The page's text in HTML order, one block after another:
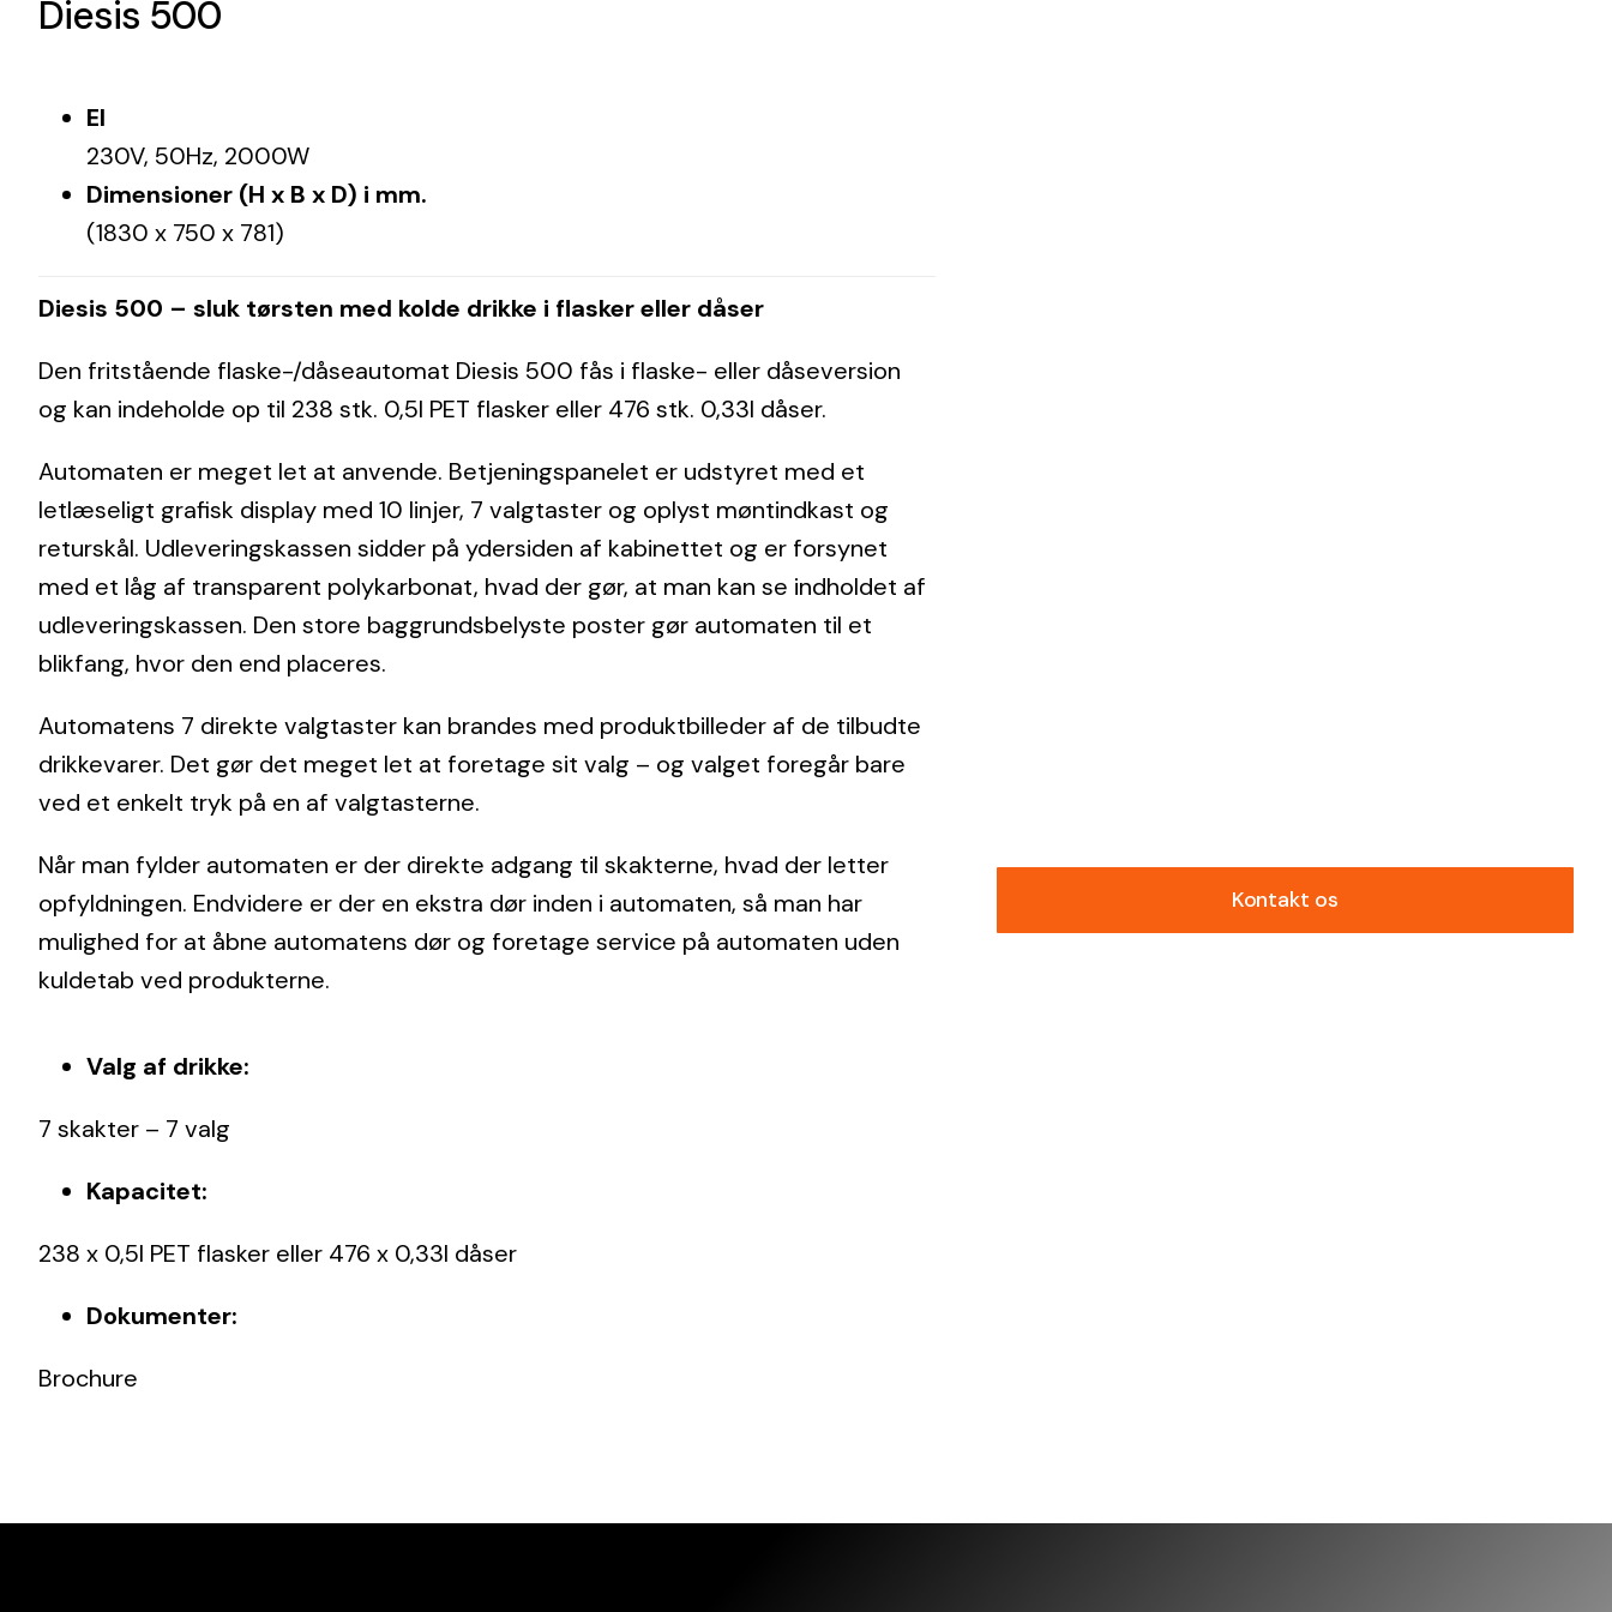
Diesis 500
El
230V, 50Hz, 2000W
Dimensioner (H x B x D) i mm.
(1830 x 750 x 781)
Diesis 500 – sluk tørsten med kolde drikke i flasker eller dåser
Den fritstående flaske-/dåseautomat Diesis 500 fås i flaske- eller dåseversion
og kan indeholde op til 238 stk. 0,5l PET flasker eller 476 stk. 0,33l dåser.
Automaten er meget let at anvende. Betjeningspanelet er udstyret med et
letlæseligt grafisk display med 10 linjer, 7 valgtaster og oplyst møntindkast og
returskål. Udleveringskassen sidder på ydersiden af kabinettet og er forsynet
med et låg af transparent polykarbonat, hvad der gør, at man kan se indholdet af
udleveringskassen. Den store baggrundsbelyste poster gør automaten til et
blikfang, hvor den end placeres.
Automatens 7 direkte valgtaster kan brandes med produktbilleder af de tilbudte
drikkevarer. Det gør det meget let at foretage sit valg – og valget foregår bare
ved et enkelt tryk på en af valgtasterne.
Når man fylder automaten er der direkte adgang til skakterne, hvad der letter
opfyldningen. Endvidere er der en ekstra dør inden i automaten, så man har
mulighed for at åbne automatens dør og foretage service på automaten uden
kuldetab ved produkterne.
Valg af drikke:
7 skakter – 7 valg
Kapacitet:
238 x 0,5l PET flasker eller 476 x 0,33l dåser
Dokumenter:
Brochure
Kontakt os